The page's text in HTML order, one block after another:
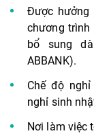
Được hưởng
chương trình
bổ sung
ABBANK).
Chế độ
nghỉ sinh
Nơi làm việc